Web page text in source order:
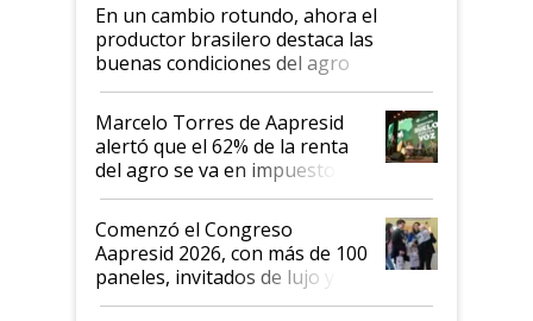
En un cambio rotundo, ahora el
productor brasilero destaca las
buenas condiciones del agro
argentino para invertir: "Los veo
más motivados"
Marcelo Torres de Aapresid
alertó que el 62% de la renta
del agro se va en impuestos:
"No es bueno que en
Argentina se sigan discutiendo
las mismas cosas de hace 50
años"
Comenzó el Congreso
Aapresid 2026, con más de 100
paneles, invitados de lujo y
todas las tendencias